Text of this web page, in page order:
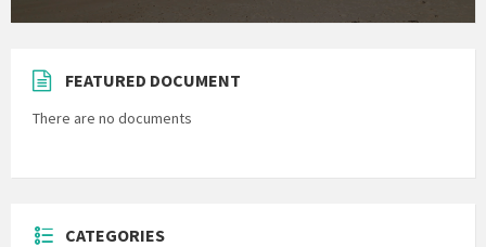
FEATURED DOCUMENT
There are no documents
CATEGORIES